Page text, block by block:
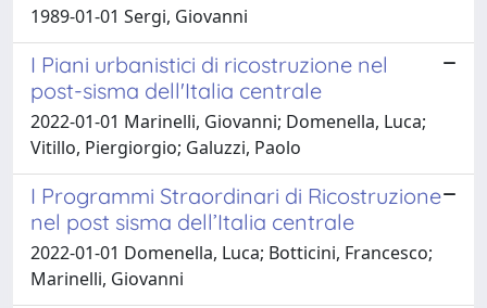
1989-01-01 Sergi, Giovanni
I Piani urbanistici di ricostruzione nel
post-sisma dell'Italia centrale
2022-01-01 Marinelli, Giovanni; Domenella, Luca;
Vitillo, Piergiorgio; Galuzzi, Paolo
I Programmi Straordinari di Ricostruzione
nel post sisma dell’Italia centrale
2022-01-01 Domenella, Luca; Botticini, Francesco;
Marinelli, Giovanni